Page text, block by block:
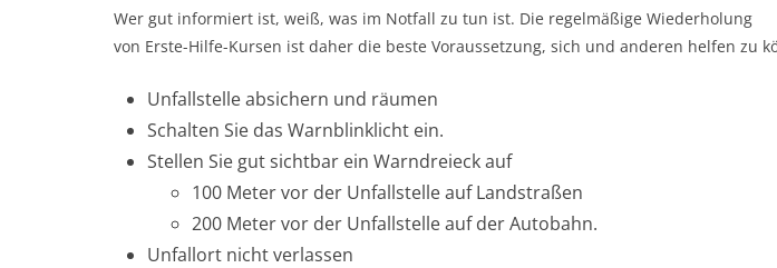
Wer gut informiert ist, weiß, was im Notfall zu tun ist. Die regelmäßige Wiederholung
von Erste-Hilfe-Kursen ist daher die beste Voraussetzung, sich und anderen helfen zu
Unfallstelle absichern und räumen
Schalten Sie das Warnblinklicht ein.
Stellen Sie gut sichtbar ein Warndreieck auf
100 Meter vor der Unfallstelle auf Landstraßen
200 Meter vor der Unfallstelle auf der Autobahn.
Unfallort nicht verlassen